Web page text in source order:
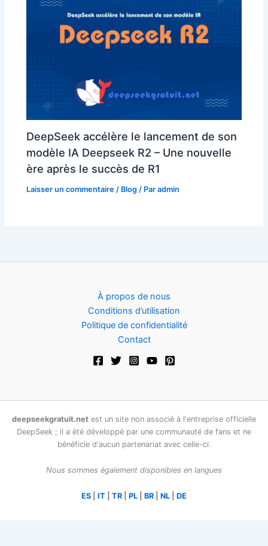
DeepSeek accélère le lancement de son
modèle IA Deepseek R2 – Une nouvelle
ère après le succès de R1
Laisser un commentaire / Blog / Paradmin
À propos de nous
Conditions d’utilisation
Politique de confidentialité
Contact
deepseekgratuit.net est un site non associé à l'entreprise officielle
DeepSeek ; il a été développé par une communauté de fans et ne
bénéficie d'aucun partenariat avec celle-ci.
Nous sommes également disponibles en langues
ES IT TR PL BR NL DE